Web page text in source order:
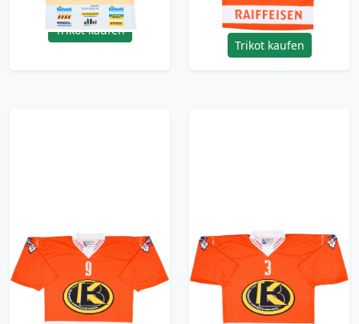
Trikot kaufen
47.99£ · ca. €57
Trikot kaufen
2000-01 EHC
Bosingen-Kriechenwil
#9 Ochsner Hockey
Home Jersey - 9/10 -
(XL)
2000-01 EHC
Bosingen-Kriechenwil
#3 Ochsner Hockey
Home Jersey - 9/10 -
(XL)